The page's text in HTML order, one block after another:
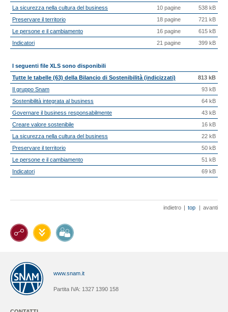
La sicurezza nella cultura del business
10 pagine
538 kB
Preservare il territorio
18 pagine
721 kB
Le persone e il cambiamento
16 pagine
615 kB
Indicatori
21 pagine 399 kB
I seguenti file XLS sono disponibili
Tutte le tabelle (63) della Bilancio di Sostenibilità (indicizzati)
813 kB
Il gruppo Snam
93 kB
Sostenibilità integrata al business
64 kB
Governare il business responsabilmente
43 kB
Creare valore sostenibile
16 kB
La sicurezza nella cultura del business
22 kB
Preservare il territorio
50 kB
Le persone e il cambiamento
51 kB
Indicatori
69 kB
indietro | top | avanti
www.snam.it
Partita IVA: 1327 1390 158